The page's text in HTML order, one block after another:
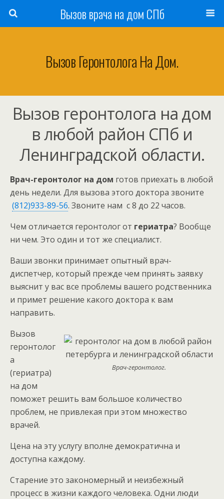
Вызов врача на дом СПб
Вызов Геронтолога На Дом.
Вызов геронтолога на дом
в любой район СПб и
Ленинградской области.
Врач-геронтолог на дом готов приехать в любой
день недели. Для вызова этого доктора звоните
(812)933-89-56. Звоните нам с 8 до 22 часов.
Чем отличается геронтолог от гериатра? Вообще
ни чем. Это один и тот же специалист.
Ваши звонки принимает опытный врач-
диспетчер, который прежде чем принять заявку
выяснит у вас все проблемы вашего родственника
и примет решение какого доктора к вам
направить.
Врач-геронтолог.
Вызов
геронтолог
а
(гериатра)
на дом
поможет решить вам большое количество
проблем, не привлекая при этом множество
врачей.
Цена на эту услугу вполне демократична и
доступна каждому.
Старение это закономерный и неизбежный
процесс в жизни каждого человека. Одни люди